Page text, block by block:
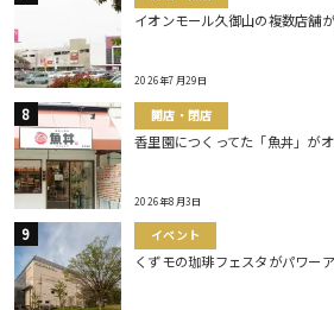
イオンモール久御山の複数店舗
2026年7月29日
開店・閉店
香里園につくってた「魚丼」が
2026年8月3日
イベント
くずモの珈琲フェスタがパワー